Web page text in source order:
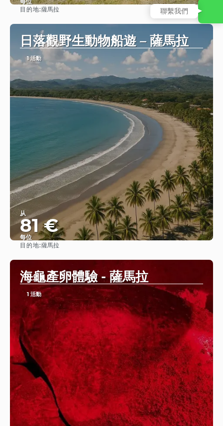
目的地:薩馬拉
日落觀野生動物船遊 – 薩馬拉
1 活動
从
81 €
每位
目的地:薩馬拉
海龜產卵體驗 - 薩馬拉
1 活動
聯繫我們